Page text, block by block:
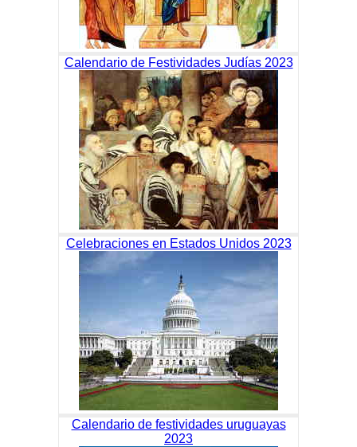
Calendario de Festividades Judías 2023
Celebraciones en Estados Unidos 2023
Calendario de festividades uruguayas
2023